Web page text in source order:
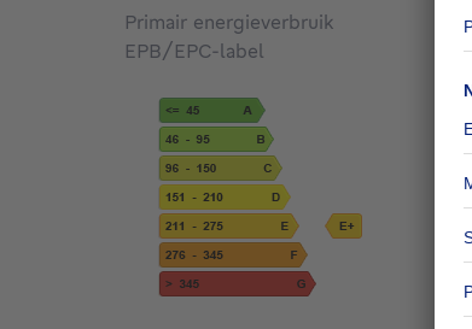
Primair energieverbruik
EPB/EPC-label